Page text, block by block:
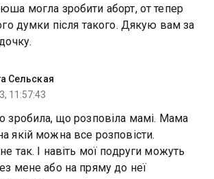
могла зробити аборт, от тепер
думки після такого. Дякую вам за
Сельская
11:57:43
зробила, що розповіла мамі. Мама
якій можна все розповісти.
так. І навіть мої подруги можуть
мене або на пряму до неї